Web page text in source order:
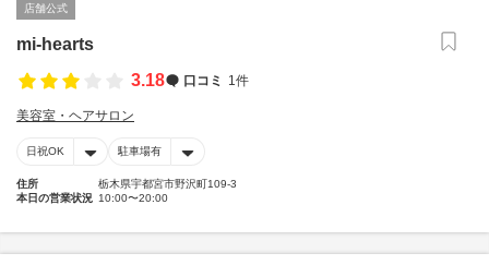
店舗公式
mi-hearts
3.18
口コミ 1件
美容室・ヘアサロン
日祝OK 駐車場有
住所
栃木県宇都宮市野沢町109-3
本日の営業状況 10:00〜20:00